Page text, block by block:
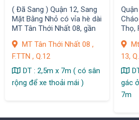
( Đã Sang ) Quận 12, Sang
Mặt Bằng Nhỏ có vỉa hè dài
MT Tân Thới Nhất 08, gần
tr, F. TTN
MT Tân Thới Nhất 08 ,
F.TTN , Q.12
DT : 2,5m x 7m ( có sân
rộng để xe thoải mái )
Thọ,
13,
gác
7m